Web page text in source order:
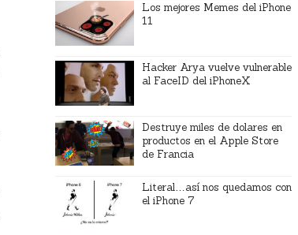
Los mejores Memes del iPhone
11
Hacker Arya vuelve vulnerable
al FaceID del iPhoneX
Destruye miles de dolares en
productos en el Apple Store
de Francia
Literal…así nos quedamos con
el iPhone 7